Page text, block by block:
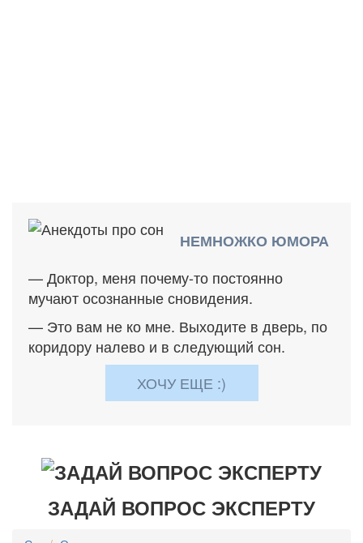
НЕМНОЖКО ЮМОРА
— Доктор, меня почему-то постоянно
мучают осознанные сновидения.
— Это вам не ко мне. Выходите в дверь, по
коридору налево и в следующий сон.
ХОЧУ ЕЩЕ :)
ЗАДАЙ ВОПРОС ЭКСПЕРТУ